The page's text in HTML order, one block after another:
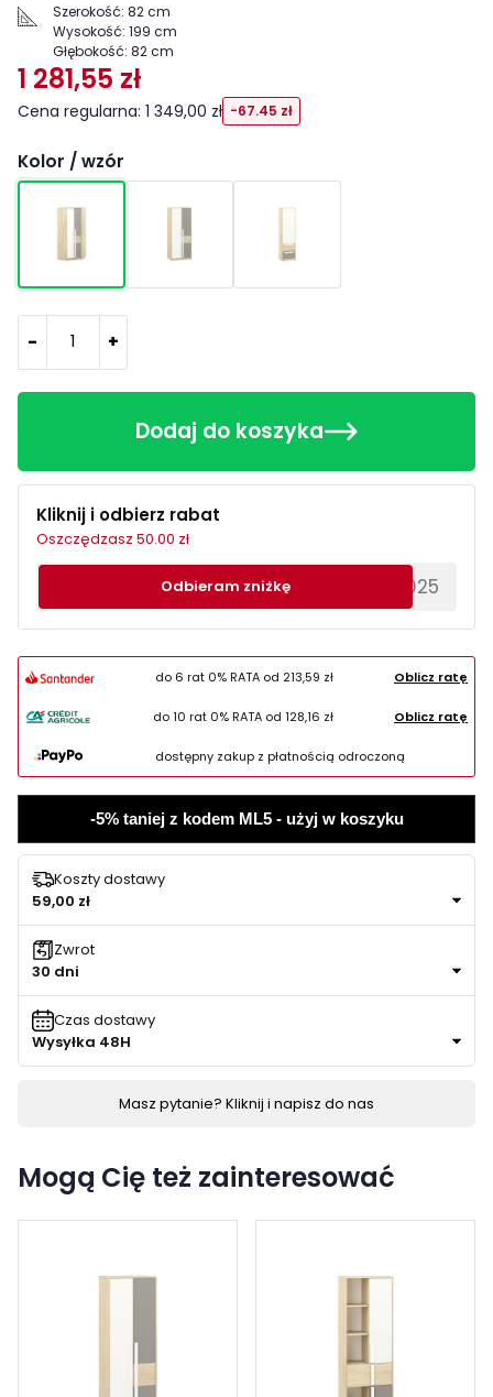
Szerokość: 82 cm
Wysokość: 199 cm
Głębokość: 82 cm
1 281,55 zł
Cena regularna: 1 349,00 zł -67.45 zł
Kolor / wzór
- +
Dodaj do koszyka
Kliknij i odbierz rabat
Oszczędzasz 50.00 zł
********EWS2025
Odbieram zniżkę
do 6 rat 0% RATA od 213,59 zł Oblicz ratę
do 10 rat 0% RATA od 128,16 zł Oblicz ratę
dostępny zakup z płatnością odroczoną
-5% taniej z kodem ML5 - użyj w koszyku
Koszty dostawy
59,00 zł
Zwrot
30 dni
Czas dostawy
Wysyłka 48H
Masz pytanie? Kliknij i napisz do nas
Mogą Cię też zainteresować